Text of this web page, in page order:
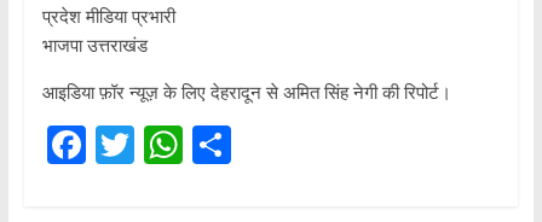
प्रदेश मीडिया प्रभारी
भाजपा उत्तराखंड
आइडिया फ़ॉर न्यूज़ के लिए देहरादून से अमित सिंह नेगी की रिपोर्ट।
F T W S